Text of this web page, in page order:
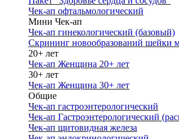
Чек-ап офтальмологический
Мини Чек-ап
Чек-ап гинекологический (базовый)
Скрининг новообразований шейки
20+ лет
Чек-ап Женщина 20+ лет
30+ лет
Чек-ап Женщина 30+ лет
Общие
Чек-ап гастроэнтерологический
Чек-ап Гастроэнтерологический
Чек-ап щитовидная железа